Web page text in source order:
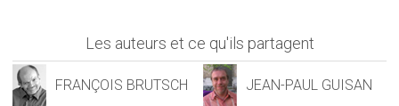
Les auteurs et ce qu'ils partagent
FRANÇOIS BRUTSCH JEAN-PAUL GUISAN